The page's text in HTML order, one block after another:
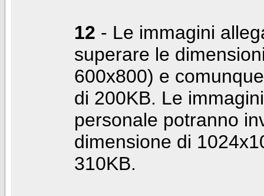
12 - Le immagini
superare le
600x800) e
di 200KB. Le
personale potranno
dimensione di
310KB.